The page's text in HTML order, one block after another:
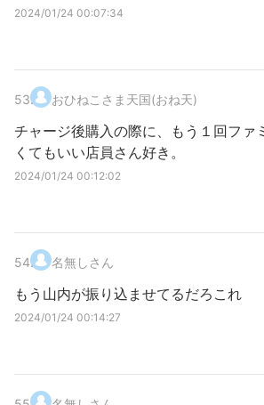
2024/01/24 00:07:34
53. おひねこさま天国(おね天)
チャージ後購入の際に、もう１回ファ
くてもいい店員さん好き。
2024/01/24 00:12:02
54. 名無しさん
もう山内が振り込ませてるだろこれ
2024/01/24 00:14:27